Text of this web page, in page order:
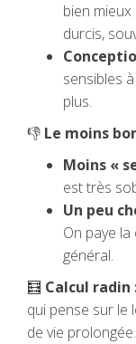
bien
durcis,
sensibles
plus.
👎 Le moins
Moins «
est très
Un peu
On paye
général.
🧮 Calcul radin
qui pense sur le
de vie